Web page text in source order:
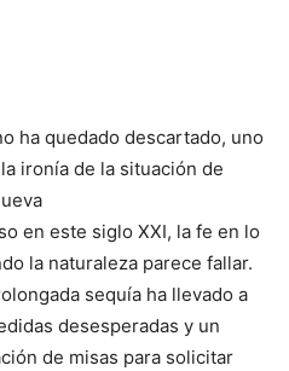
ha quedado descartado, uno
ironía de la situación de
en este siglo XXI, la fe en lo
la naturaleza parece fallar.
sequía ha llevado a
desesperadas y un
de misas para solicitar